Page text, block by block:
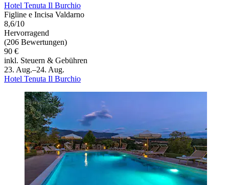
Hotel Tenuta Il Burchio
Figline e Incisa Valdarno
8,6/10
Hervorragend
(206 Bewertungen)
90 €
inkl. Steuern & Gebühren
23. Aug.–24. Aug.
Hotel Tenuta Il Burchio